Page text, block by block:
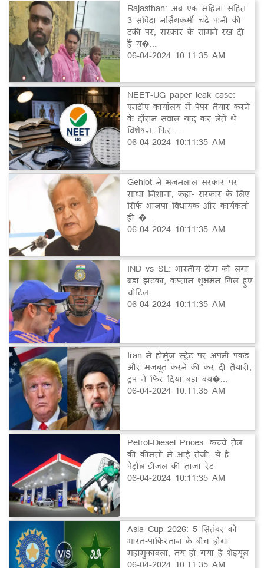
Rajasthan: अब एक महिला सहित
3 संविदा नर्सिंगकर्मी चढ़े पानी की
टंकी पर, सरकार के सामने रख दी
हैं य�...
06-04-2024 10:11:35 AM
NEET-UG paper leak case:
एनटीए कार्यालय में पेपर तैयार करने
के दौरान सवाल याद कर लेते थे
विशेषज्ञ, फिर…...
06-04-2024 10:11:35 AM
Gehlot ने भजनलाल सरकार पर
साधा निशाना, कहा- सरकार के लिए
सिर्फ भाजपा विधायक और कार्यकर्ता
ही �...
06-04-2024 10:11:35 AM
IND vs SL: भारतीय टीम को लगा
बड़ा झटका, कप्तान शुभमन गिल हुए
चोटिल
06-04-2024 10:11:35 AM
Iran ने होर्मुज स्ट्रेट पर अपनी पकड़
और मजबूत करने की कर दी तैयारी,
ट्रंप ने फिर दिया बड़ा बय�...
06-04-2024 10:11:35 AM
Petrol-Diesel Prices: कच्चे तेल
की कीमतों में आई तेजी, ये है
पेट्रोल-डीजल की ताजा रेट
06-04-2024 10:11:35 AM
Asia Cup 2026: 5 सितंबर को
भारत-पाकिस्तान के बीच होगा
महामुकाबला, तय हो गया है शेड्यूल
06-04-2024 10:11:35 AM